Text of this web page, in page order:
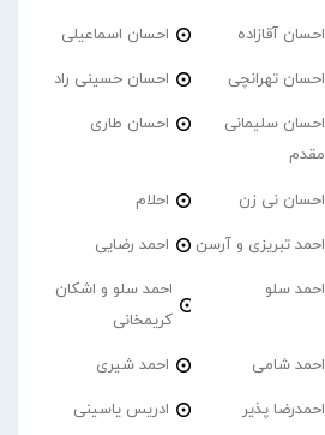
احسان آقازاده احسان اسماعیلی
احسان تهرانچی احسان حسینی راد
احسان سلیمانی
مقدم
احسان طاری
احسان نی زن احلام
احمد تبریزی و آرسن احمد‌ رضایی
احمد سلو
احمد سلو و اشکان
کریمخانی
احمد شامی احمد شیری
احمدرضا پذیر ادریس یاسینی